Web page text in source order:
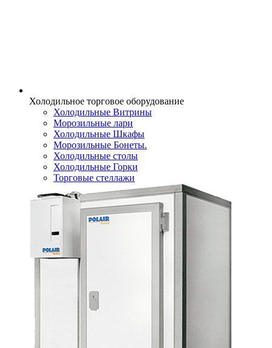
Холодильное торговое оборудование
Холодильные Витрины
Морозильные лари
Холодильные Шкафы
Морозильные Бонеты.
Холодильные столы
Холодильные Горки
Торговые стеллажи